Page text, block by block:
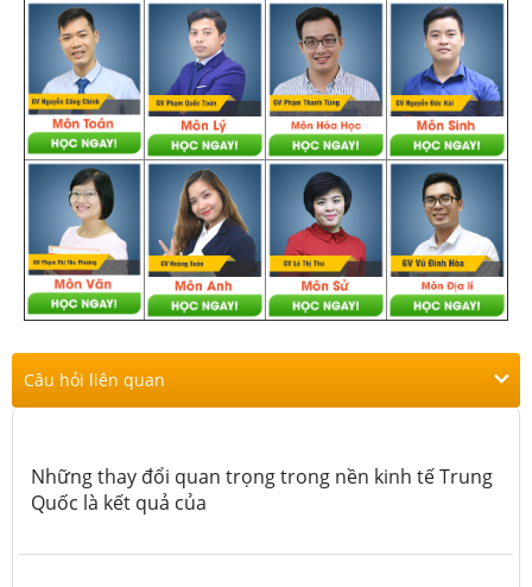
Câu hỏi liên quan
Những thay đổi quan trọng trong nền kinh tế Trung
Quốc là kết quả của